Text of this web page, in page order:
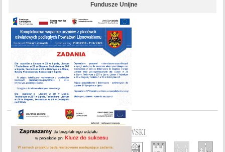
Fundusze Unijne